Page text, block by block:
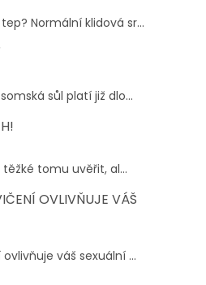
Normální klidová sr...
sůl platí již dlo...
tomu uvěřit, al...
OVLIVŇUJE VÁŠ
váš sexuální ...